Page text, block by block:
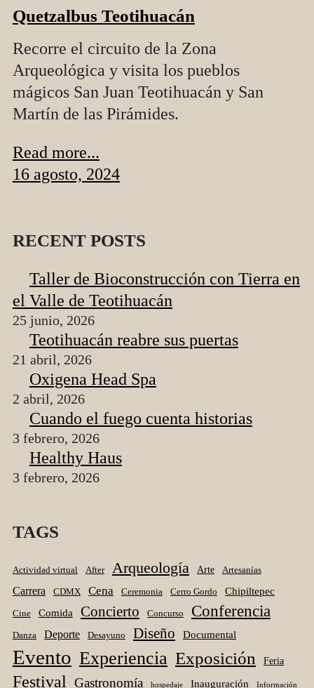
Quetzalbus Teotihuacán
Recorre el circuito de la Zona
Arqueológica y visita los pueblos
mágicos San Juan Teotihuacán y San
Martín de las Pirámides.
Read more...
16 agosto, 2024
RECENT POSTS
Taller de Bioconstrucción con Tierra en
el Valle de Teotihuacán
25 junio, 2026
Teotihuacán reabre sus puertas
21 abril, 2026
Oxigena Head Spa
2 abril, 2026
Cuando el fuego cuenta historias
3 febrero, 2026
Healthy Haus
3 febrero, 2026
TAGS
Actividad virtual After Arqueología Arte Artesanías
Carrera CDMX Cena Ceremonia Cerro Gordo Chipiltepec
Cine Comida Concierto Concurso Conferencia
Danza Deporte Desayuno Diseño Documental
Evento Experiencia Exposición Feria
Festival Gastronomía hospedaje Inauguración Información